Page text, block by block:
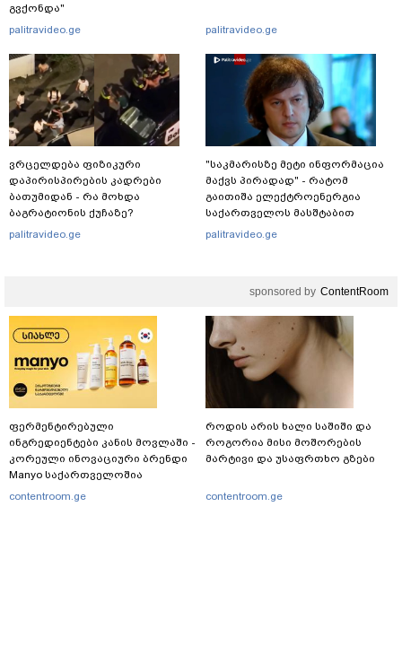
გვქონდა"
palitravideo.ge
ვრცელდება ფიზიკური
დაპირისპირების კადრები
ბათუმიდან - რა მოხდა
ბაგრატიონის ქუჩაზე?
palitravideo.ge
palitravideo.ge
"საკმარისზე მეტი ინფორმაცია
მაქვს პირადად" - რატომ
გაითიშა ელექტროენერგია
საქართველოს მასშტაბით
რამდენჯერმე: რას ამბობს
palitravideo.ge
sponsored by ContentRoom
ფერმენტირებული
ინგრედიენტები კანის მოვლაში -
კორეული ინოვაციური ბრენდი
Manyo საქართველოშია
contentroom.ge
როდის არის ხალი საშიში და
როგორია მისი მოშორების
მარტივი და უსაფრთხო გზები
contentroom.ge